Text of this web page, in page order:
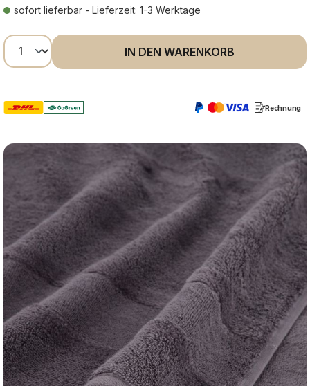
sofort lieferbar - Lieferzeit: 1-3 Werktage
Produkt Anzahl: Gib den gewünschten
IN DEN WARENKORB
Rechnung